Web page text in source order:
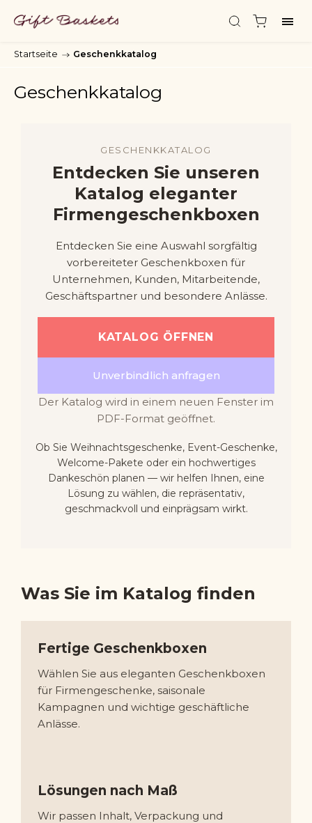
Startseite / Geschenkkatalog
Geschenkkatalog
GESCHENKKATALOG
Entdecken Sie unseren
Katalog eleganter
Firmengeschenkboxen
Entdecken Sie eine Auswahl sorgfältig
vorbereiteter Geschenkboxen für
Unternehmen, Kunden, Mitarbeitende,
Geschäftspartner und besondere Anlässe.
KATALOG ÖFFNEN
Unverbindlich anfragen
Der Katalog wird in einem neuen Fenster im
PDF-Format geöffnet.
Ob Sie Weihnachtsgeschenke, Event-Geschenke,
Welcome-Pakete oder ein hochwertiges
Dankeschön planen — wir helfen Ihnen, eine
Lösung zu wählen, die repräsentativ,
geschmackvoll und einprägsam wirkt.
Was Sie im Katalog finden
Fertige Geschenkboxen
Wählen Sie aus eleganten Geschenkboxen
für Firmengeschenke, saisonale
Kampagnen und wichtige geschäftliche
Anlässe.
Lösungen nach Maß
Wir passen Inhalt, Verpackung und